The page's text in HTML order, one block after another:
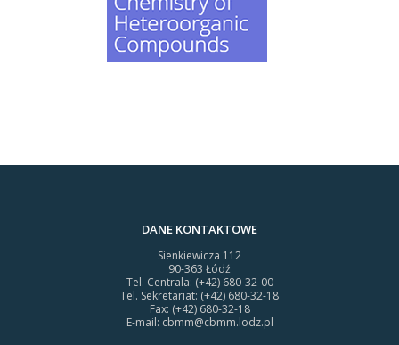
DANE KONTAKTOWE
Sienkiewicza 112
90-363 Łódź
Tel. Centrala: (+42) 680-32-00
Tel. Sekretariat: (+42) 680-32-18
Fax: (+42) 680-32-18
E-mail: cbmm@cbmm.lodz.pl